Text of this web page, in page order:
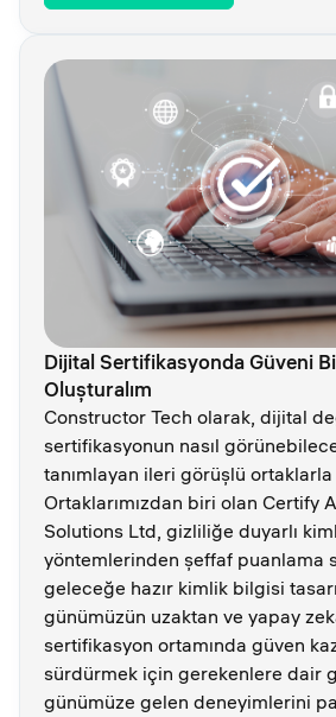
Dijital Sertifikasyonda Güveni
Oluşturalım
Constructor Tech olarak, dijital
sertifikasyonun nasıl
tanımlayan ileri görüşlü ortaklarla
Ortaklarımızdan biri olan Certify
Solutions Ltd, gizliliğe duyarlı
yöntemlerinden şeffaf puanlama
geleceğe hazır kimlik bilgisi
günümüzün uzaktan ve yapay
sertifikasyon ortamında güven
sürdürmek için gerekenlere dair
günümüze gelen deneyimlerini